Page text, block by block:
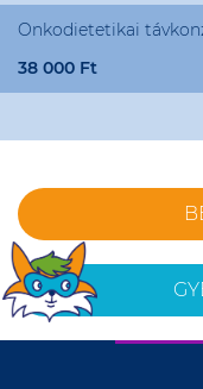
Onkodietetikai
38 000 Ft